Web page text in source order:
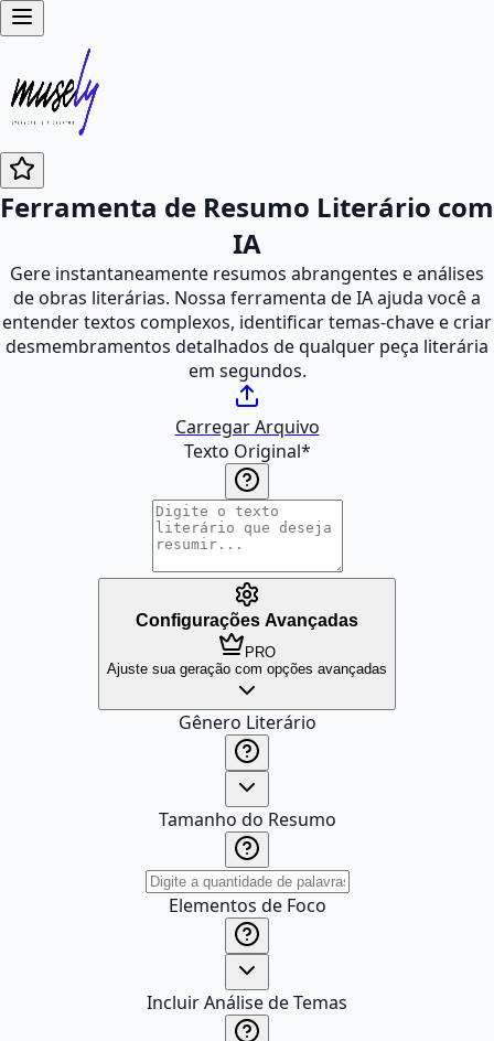
Ferramenta de Resumo Literário com
IA
Gere instantaneamente resumos abrangentes e análises
de obras literárias. Nossa ferramenta de IA ajuda você a
entender textos complexos, identificar temas-chave e criar
desmembramentos detalhados de qualquer peça literária
em segundos.
Carregar Arquivo
Texto Original*
Configurações Avançadas
PRO
Ajuste sua geração com opções avançadas
Gênero Literário
Tamanho do Resumo
Elementos de Foco
Incluir Análise de Temas